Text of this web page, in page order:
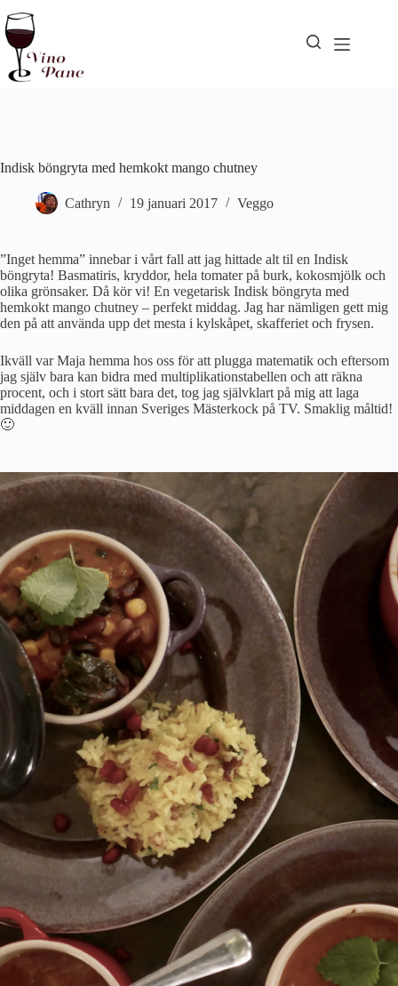
till
innehåll
Indisk böngryta med hemkokt mango chutney
Cathryn 19 januari 2017 Veggo
”Inget hemma” innebar i vårt fall att jag hittade alt til en Indisk
böngryta! Basmatiris, kryddor, hela tomater på burk, kokosmjölk och
olika grönsaker. Då kör vi! En vegetarisk Indisk böngryta med
hemkokt mango chutney – perfekt middag. Jag har nämligen gett mig
den på att använda upp det mesta i kylskåpet, skafferiet och frysen.
Ikväll var Maja hemma hos oss för att plugga matematik och eftersom
jag själv bara kan bidra med multiplikationstabellen och att räkna
procent, och i stort sätt bara det, tog jag självklart på mig att laga
middagen en kväll innan Sveriges Mästerkock på TV. Smaklig måltid!
🙂